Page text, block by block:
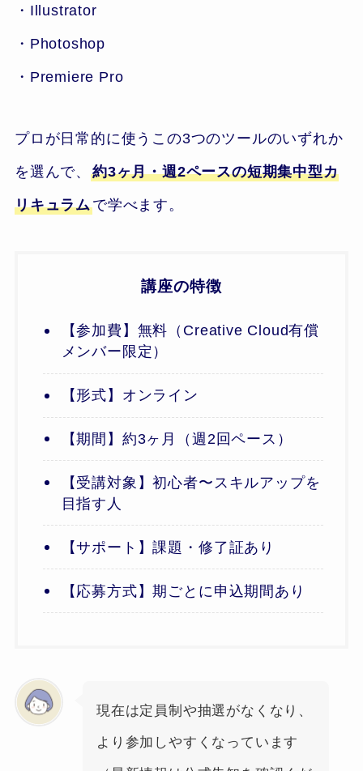
・Illustrator
・Photoshop
・Premiere Pro
プロが日常的に使うこの3つのツールのいずれか
を選んで、 約3ヶ月・週2ペースの短期集中型カ
リキュラムで学べます。
講座の特徴
【参加費】無料（Creative Cloud有償
メンバー限定）
【形式】オンライン
【期間】約3ヶ月（週2回ペース）
【受講対象】初心者〜スキルアップを
目指す人
【サポート】課題・修了証あり
【応募方式】期ごとに申込期間あり
現在は定員制や抽選がなくなり、
より参加しやすくなっています